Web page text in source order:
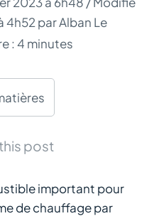
4h52 parAlban Le
: 4 minutes
post
important pour
de chauffage par